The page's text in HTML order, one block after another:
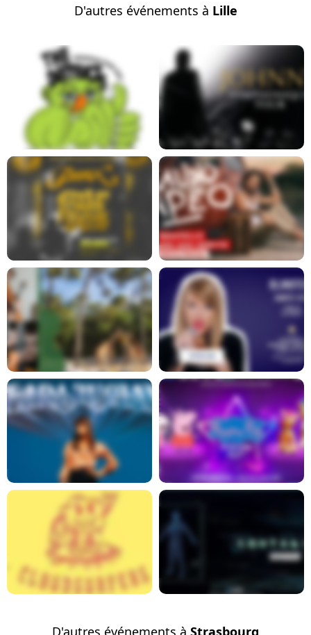
D'autres événements à Lille
Report
En savoir plus En savoir plus
En savoir plus En savoir plus
En savoir plus
En savoir plus
En savoir plus En savoir plus